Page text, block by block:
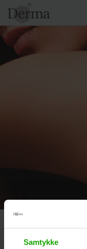
Samtykke